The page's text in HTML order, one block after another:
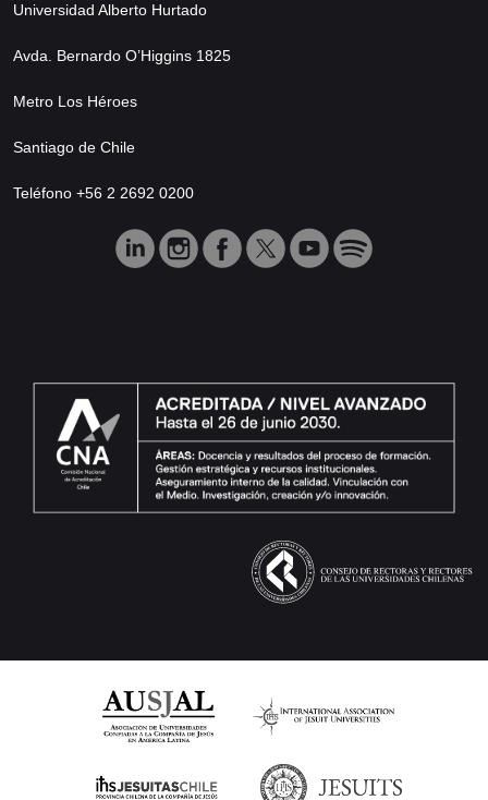
Universidad Alberto Hurtado
Avda. Bernardo O’Higgins 1825
Metro Los Héroes
Santiago de Chile
Teléfono +56 2 2692 0200